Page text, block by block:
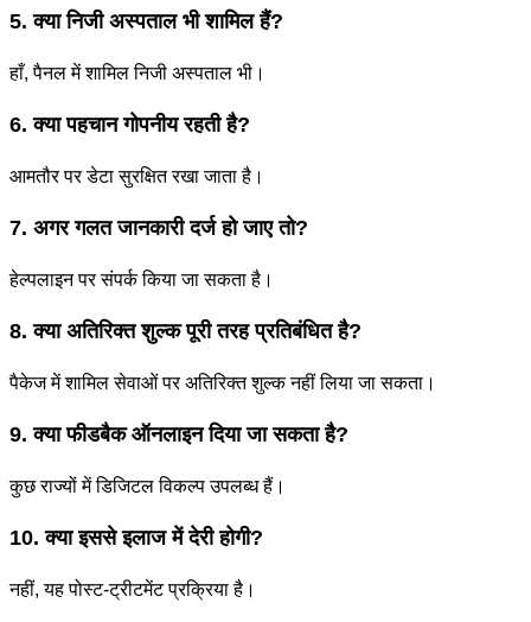
5. क्या निजी अस्पताल भी शामिल हैं?
हाँ, पैनल में शामिल निजी अस्पताल भी।
6. क्या पहचान गोपनीय रहती है?
आमतौर पर डेटा सुरक्षित रखा जाता है।
7. अगर गलत जानकारी दर्ज हो जाए तो?
हेल्पलाइन पर संपर्क किया जा सकता है।
8. क्या अतिरिक्त शुल्क पूरी तरह प्रतिबंधित है?
पैकेज में शामिल सेवाओं पर अतिरिक्त शुल्क नहीं लिया जा सकता।
9. क्या फीडबैक ऑनलाइन दिया जा सकता है?
कुछ राज्यों में डिजिटल विकल्प उपलब्ध हैं।
10. क्या इससे इलाज में देरी होगी?
नहीं, यह पोस्ट-ट्रीटमेंट प्रक्रिया है।